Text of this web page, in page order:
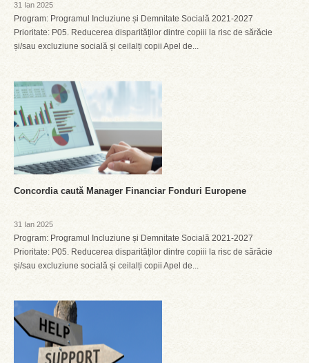
31 Ian 2025
Program: Programul Incluziune și Demnitate Socială 2021-2027
Prioritate: P05. Reducerea disparităților dintre copiii la risc de sărăcie
și/sau excluziune socială și ceilalți copii Apel de...
Concordia caută Manager Financiar Fonduri Europene
31 Ian 2025
Program: Programul Incluziune și Demnitate Socială 2021-2027
Prioritate: P05. Reducerea disparităților dintre copiii la risc de sărăcie
și/sau excluziune socială și ceilalți copii Apel de...